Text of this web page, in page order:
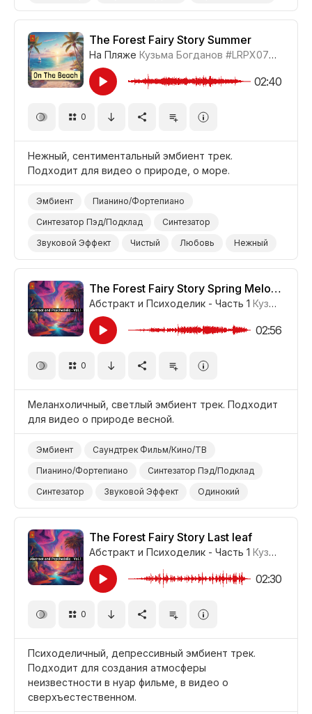
Странный/Психоделичный
Сверхъестественный
Футуристичный
Драма Жуткое/Сверхъестественное
Фильм Научная Фантастика
Дикая Природа
The Forest Fairy Story Summer
На Пляже Кузьма Богданов #LRPX070_5
02:40
0
Нежный, сентиментальный эмбиент трек.
Подходит для видео о природе, о море.
Эмбиент
Пианино/Фортепиано
Синтезатор Пэд/Подклад
Синтезатор
Звуковой Эффект
Чистый Любовь
Нежный
Видео Игры
Воздух/Облака Море Природа
The Forest Fairy Story Spring Melody
Абстракт и Психоделик - Часть 1 Кузьма Богданов
02:56
0
Меланхоличный, светлый эмбиент трек. Подходит
для видео о природе весной.
Эмбиент
Саундтрек Фильм/Кино/ТВ
Пианино/Фортепиано
Синтезатор Пэд/Подклад
Синтезатор
Звуковой Эффект
Одинокий
Беспечный
Меланхоличный
Весна
Природа
The Forest Fairy Story Last leaf
Абстракт и Психоделик - Часть 1 Кузьма Богданов
02:30
0
Психоделичный, депрессивный эмбиент трек.
Подходит для создания атмосферы
неизвестности в нуар фильме, в видео о
сверхъестественном.